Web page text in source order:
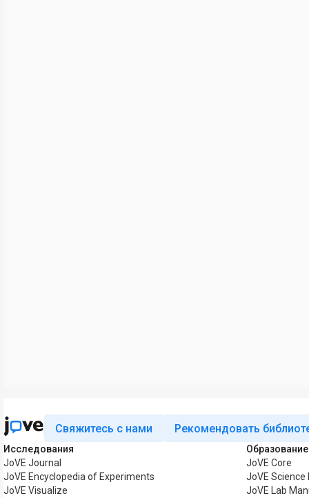
Свяжитесь с нами Рекомендовать
Исследования
JoVE Journal
JoVE Encyclopedia of Experiments
JoVE Visualize
Образование
JoVE Core
JoVE Science
JoVE Lab